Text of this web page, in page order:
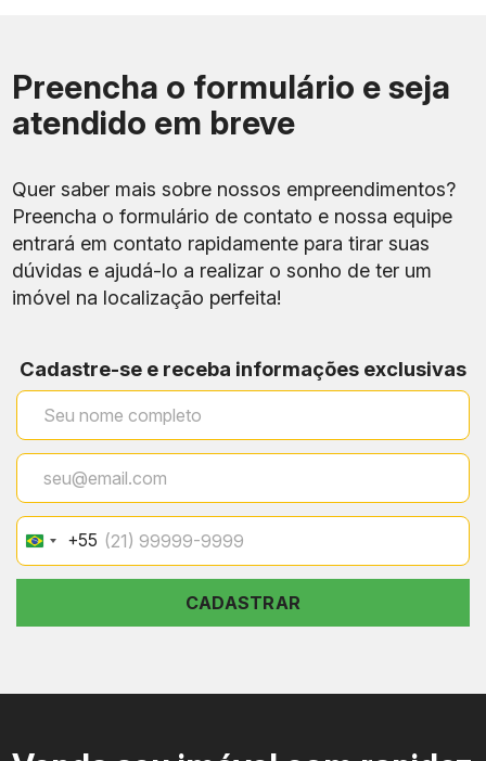
Preencha o formulário e seja
atendido em breve
Quer saber mais sobre nossos empreendimentos?
Preencha o formulário de contato e nossa equipe
entrará em contato rapidamente para tirar suas
dúvidas e ajudá-lo a realizar o sonho de ter um
imóvel na localização perfeita!
Cadastre-se e receba informações exclusivas
Brazil
+55
+55
CADASTRAR